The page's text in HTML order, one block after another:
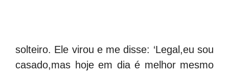
solteiro. Ele virou e me disse: ‘Legal,eu sou
casado,mas hoje em dia é melhor mesmo